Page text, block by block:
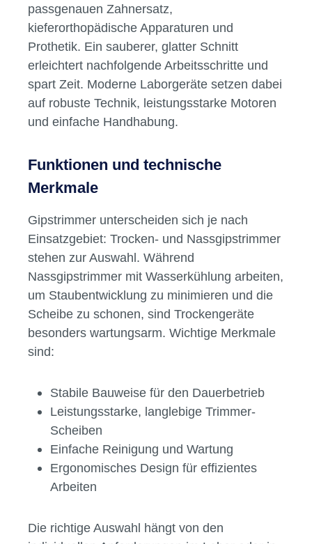
Dentalbereich unverzichtbar sind
Ob Zahnarztpraxis oderDentallabor
zuverlässiger Gipstrimmer gehört zur
Grundausstattung, wenn es um die präzise
Bearbeitung von Gipsmodellen geht. Die
Modelle sind das Fundament für
kieferorthopädische Apparaturen und
Prothetik. Ein sauberer, glatter Schnitt
spart Zeit. Moderne Laborgeräte setzen dabei
auf robuste Technik, leistungsstarke Motoren
und einfache Handhabung.
Funktionen und technische
Merkmale
stehen zur Auswahl. Während
Nassgipstrimmer mit Wasserkühlung arbeiten,
um Staubentwicklung zu minimieren und die
Scheibe zu schonen, sind Trockengeräte
besonders wartungsarm. Wichtige Merkmale
sind:
Stabile Bauweise für den Dauerbetrieb